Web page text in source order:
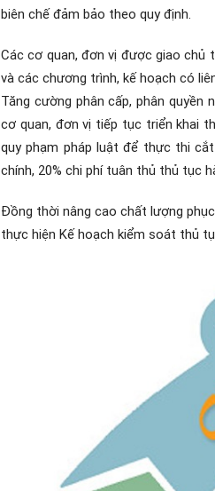
biên chế đảm bảo theo quy định.
Các cơ quan, đơn vị được giao chủ
và các chương trình, kế hoạch có
Tăng cường phân cấp, phân
cơ quan, đơn vị tiếp tục triển khai
quy phạm pháp luật để thực thi
chính, 20% chi phí tuân thủ thủ tục
Đồng thời nâng cao chất lượng
thực hiện Kế hoạch kiểm soát thủ